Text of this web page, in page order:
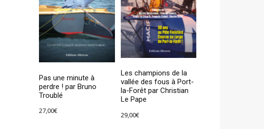
Pas une minute à
perdre ! par Bruno
Troublé
27,00€
Les champions de la
vallée des fous à Port-
la-Forêt par Christian
Le Pape
29,00€